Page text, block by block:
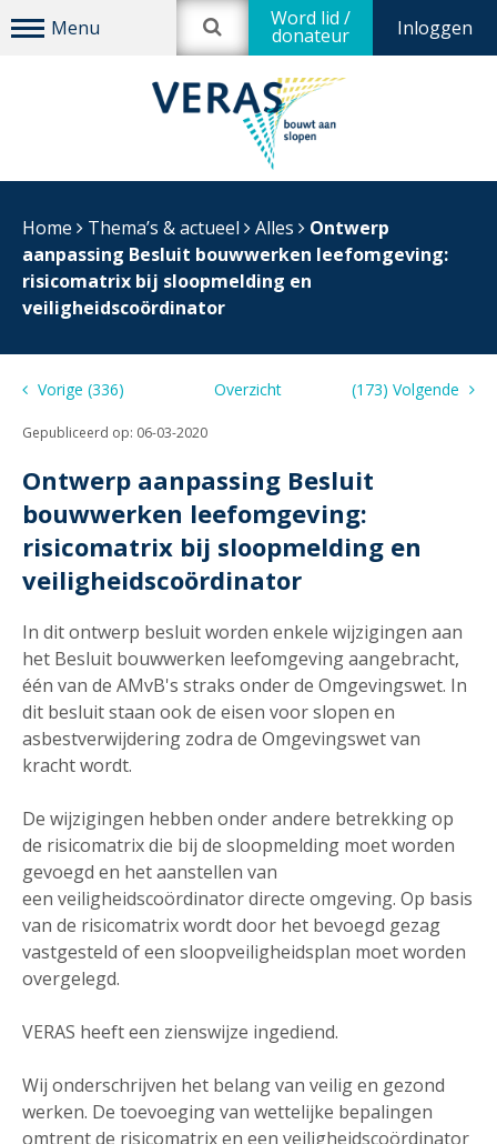
Inloggen
Word lid /
donateur
Home Thema’s & actueel Alles
Ontwerp
aanpassing Besluit bouwwerken leefomgeving:
risicomatrix bij sloopmelding en
veiligheidscoördinator
Vorige (336) Overzicht (173) Volgende
Gepubliceerd op: 06-03-2020
Ontwerp aanpassing Besluit
bouwwerken leefomgeving:
risicomatrix bij sloopmelding en
veiligheidscoördinator
In dit ontwerp besluit worden enkele wijzigingen aan
het Besluit bouwwerken leefomgeving aangebracht,
één van de AMvB's straks onder de Omgevingswet. In
dit besluit staan ook de eisen voor slopen en
asbestverwijdering zodra de Omgevingswet van
kracht wordt.
De wijzigingen hebben onder andere betrekking op
de risicomatrix die bij de sloopmelding moet worden
gevoegd en het aanstellen van
een veiligheidscoördinator directe omgeving. Op basis
van de risicomatrix wordt door het bevoegd gezag
vastgesteld of een sloopveiligheidsplan moet worden
overgelegd.
VERAS heeft een zienswijze ingediend.
Wij onderschrijven het belang van veilig en gezond
werken. De toevoeging van wettelijke bepalingen
omtrent de risicomatrix en een veiligheidscoördinator